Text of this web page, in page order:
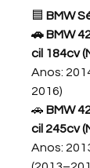
🟦 BMW
🚗 BMW
cil 184cv
Anos:
2016)
🚗 BMW
cil 245cv
Anos: